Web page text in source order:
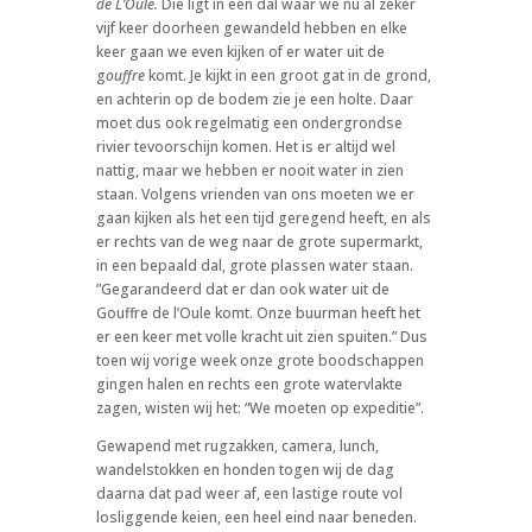
de L’Oule. Die ligt in een dal waar we nu al zeker
vijf keer doorheen gewandeld hebben en elke
keer gaan we even kijken of er water uit de
gouffrekomt. Je kijkt in een groot gat in de grond,
en achterin op de bodem zie je een holte. Daar
moet dus ook regelmatig een ondergrondse
rivier tevoorschijn komen. Het is er altijd wel
nattig, maar we hebben er nooit water in zien
staan. Volgens vrienden van ons moeten we er
gaan kijken als het een tijd geregend heeft, en als
er rechts van de weg naar de grote supermarkt,
in een bepaald dal, grote plassen water staan.
”Gegarandeerd dat er dan ook water uit de
Gouffre de l’Oule komt. Onze buurman heeft het
er een keer met volle kracht uit zien spuiten.” Dus
toen wij vorige week onze grote boodschappen
gingen halen en rechts een grote watervlakte
zagen, wisten wij het: “We moeten op expeditie”.
Gewapend met rugzakken, camera, lunch,
wandelstokken en honden togen wij de dag
daarna dat pad weer af, een lastige route vol
losliggende keien, een heel eind naar beneden.